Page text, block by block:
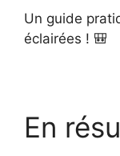
Un guide
éclairées ! 🎒
En